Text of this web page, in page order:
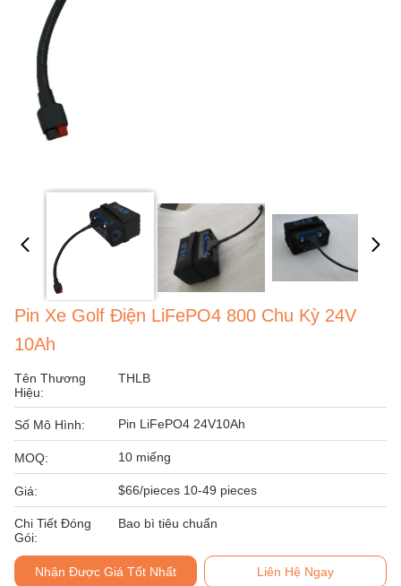
Pin Xe Golf Điện LiFePO4 800 Chu Kỳ 24V
10Ah
Tên Thương
Hiệu:
THLB
Số Mô Hình: Pin LiFePO4 24V10Ah
MOQ: 10 miếng
Giá: $66/pieces 10-49 pieces
Chi Tiết Đóng
Gói:
Bao bì tiêu chuẩn
Nhận Được Giá Tốt Nhất Liên Hệ Ngay